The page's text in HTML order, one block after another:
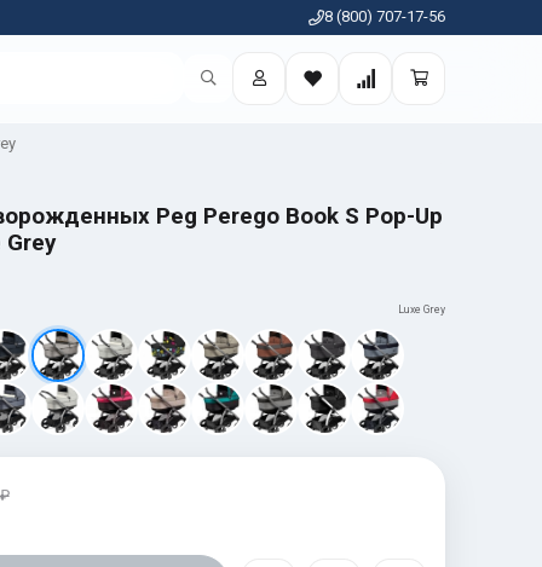
8 (800) 707-17-56
Peg Perego Book S Pop-Up
Luxe Grey